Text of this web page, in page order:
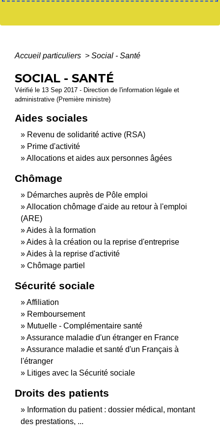
Accueil particuliers > Social - Santé
SOCIAL - SANTÉ
Vérifié le 13 Sep 2017 - Direction de l'information légale et
administrative (Première ministre)
Aides sociales
Revenu de solidarité active (RSA)
Prime d'activité
Allocations et aides aux personnes âgées
Chômage
Démarches auprès de Pôle emploi
Allocation chômage d'aide au retour à l'emploi
(ARE)
Aides à la formation
Aides à la création ou la reprise d'entreprise
Aides à la reprise d'activité
Chômage partiel
Sécurité sociale
Affiliation
Remboursement
Mutuelle - Complémentaire santé
Assurance maladie d'un étranger en France
Assurance maladie et santé d'un Français à
l'étranger
Litiges avec la Sécurité sociale
Droits des patients
Information du patient : dossier médical, montant
des prestations, ...